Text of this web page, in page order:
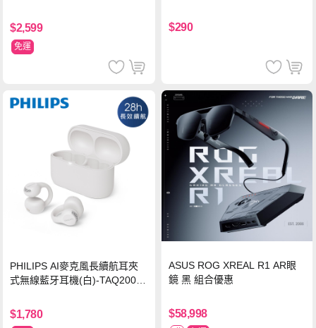
$2,599
免運
$290
PHILIPS AI麥克風長續航耳夾
式無線藍牙耳機(白)-TAQ2000
$1,780
ASUS ROG XREAL R1 AR眼
鏡 黑 組合優惠
$58,998